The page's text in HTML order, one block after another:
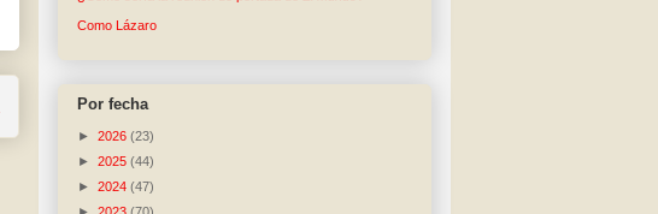
Como Lázaro
Por fecha
► 2026 (23)
► 2025 (44)
► 2024 (47)